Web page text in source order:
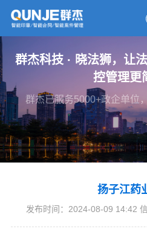
群杰科技 · 晓法狮，让
控管理更
群杰已服务5000+政企单位
扬子江药
发布时间：2024-08-09 14:42